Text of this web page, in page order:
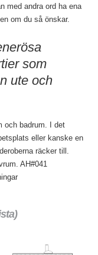
med andra ord ha ena
om du så önskar.
som
ute och
och badrum. I det
eller kanske en
räcker till.
AH#041